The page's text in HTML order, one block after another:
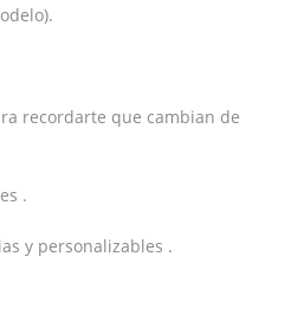
recordarte que cambian de
.
y personalizables .